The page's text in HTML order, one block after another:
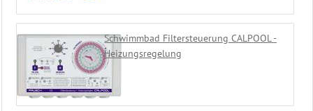
Schwimmbad Filtersteuerung CALPOOL -
Heizungsregelung